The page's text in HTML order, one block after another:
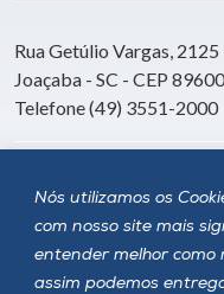
Nós utilizamos os
com nosso site mais
entender melhor como
assim podemos
Rua Getúlio Vargas,
Joaçaba - SC - CEP
Telefone (49) 3551-2000
Siga a Unoesc